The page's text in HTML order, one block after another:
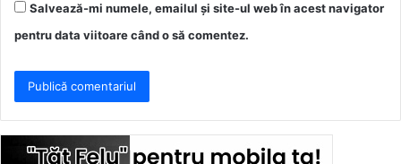
Salvează-mi numele, emailul și site-ul web în acest navigator
pentru data viitoare când o să comentez.